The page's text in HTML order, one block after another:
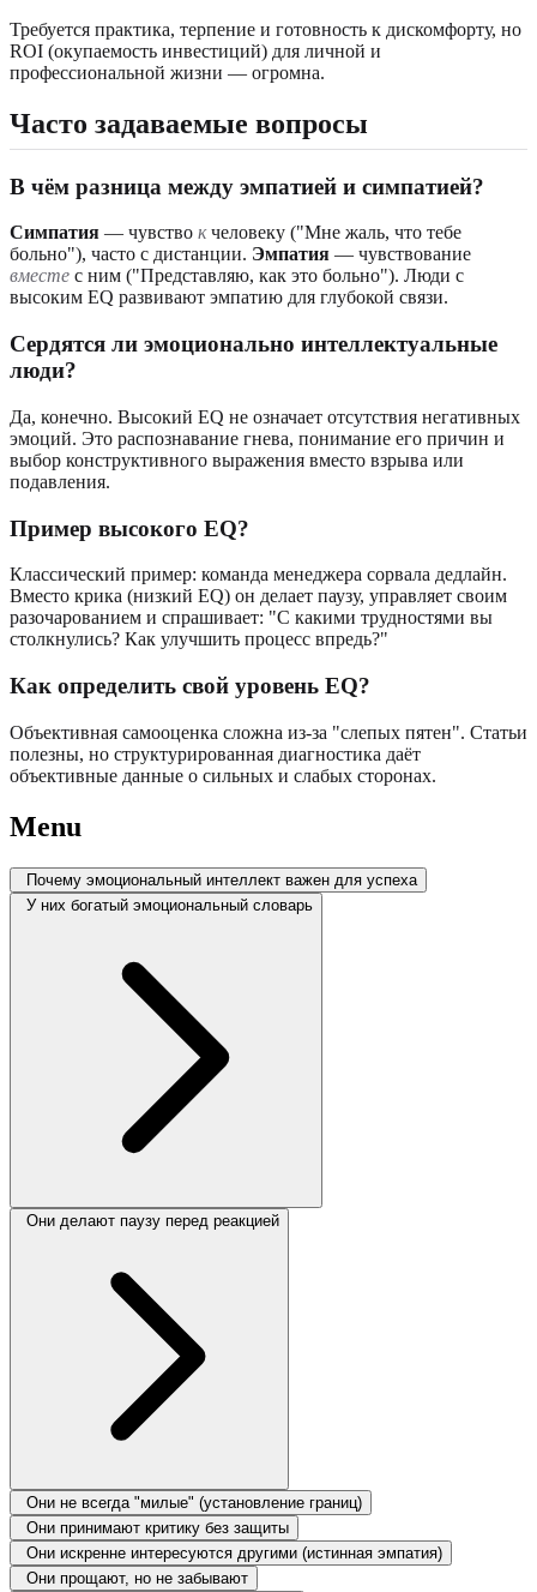
Требуется практика, терпение и готовность к дискомфорту, но
ROI (окупаемость инвестиций) для личной и
профессиональной жизни — огромна.
Часто задаваемые вопросы
В чём разница между эмпатией и симпатией?
Симпатия — чувство кчеловеку ("Мне жаль, что тебе
больно"), часто с дистанции. Эмпатия — чувствование
вместе с ним ("Представляю, как это больно"). Люди с
высоким EQ развивают эмпатию для глубокой связи.
Сердятся ли эмоционально интеллектуальные
люди?
Да, конечно. Высокий EQ не означает отсутствия негативных
эмоций. Это распознавание гнева, понимание его причин и
выбор конструктивного выражения вместо взрыва или
подавления.
Пример высокого EQ?
Классический пример: команда менеджера сорвала дедлайн.
Вместо крика (низкий EQ) он делает паузу, управляет своим
разочарованием и спрашивает: "С какими трудностями вы
столкнулись? Как улучшить процесс впредь?"
Как определить свой уровень EQ?
Объективная самооценка сложна из-за "слепых пятен". Статьи
полезны, но структурированная диагностика даёт
объективные данные о сильных и слабых сторонах.
Menu
Почему эмоциональный интеллект важен для успеха
У них богатый эмоциональный словарь
Они делают паузу перед реакцией
Они не всегда "милые" (установление границ)
Они принимают критику без защиты
Они искренне интересуются другими (истинная эмпатия)
Они прощают, но не забывают